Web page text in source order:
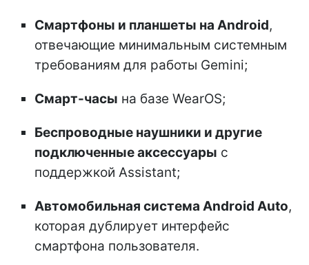
Смартфоны и планшеты на Android,
отвечающие минимальным системным
требованиям для работы Gemini;
Смарт-часы на базе WearOS;
Беспроводные наушники и другие
подключенные аксессуары с
поддержкой Assistant;
Автомобильная система Android Auto,
которая дублирует интерфейс
смартфона пользователя.